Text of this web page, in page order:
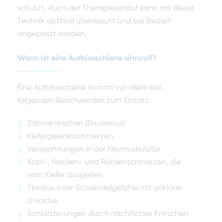
schützt. Auch der Therapieverlauf kann mit dieser
Technik optimal überwacht und bei Bedarf
angepasst werden.
Wann ist eine Aufbissschiene sinnvoll?
Eine Aufbissschiene kommt vor allem bei
folgenden Beschwerden zum Einsatz:
Zähneknirschen (Bruxismus)
Kiefergelenksschmerzen
Verspannungen in der Kaumuskulatur
Kopf-, Nacken- und Rückenschmerzen, die
vom Kiefer ausgehen
Tinnitus oder Schwindelgefühle mit unklarer
Ursache
Schlafstörungen durch nächtliches Knirschen